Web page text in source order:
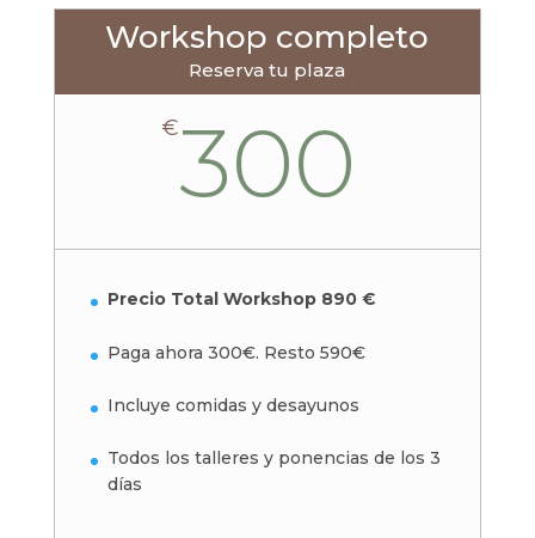
Workshop completo
Reserva tu plaza
€300
Precio Total Workshop 890 €
Paga ahora 300€. Resto 590€
Incluye comidas y desayunos
Todos los talleres y ponencias de los 3
días